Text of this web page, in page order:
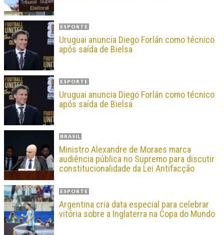
ESPORTE
Uruguai anuncia Diego Forlán como técnico
após saída de Bielsa
ESPORTE
Uruguai anuncia Diego Forlán como técnico
após saída de Bielsa
BRASIL
Ministro Alexandre de Moraes marca
audiência pública no Supremo para discutir
constitucionalidade da Lei Antifacção
ESPORTE
Argentina cria data especial para celebrar
vitória sobre a Inglaterra na Copa do Mundo